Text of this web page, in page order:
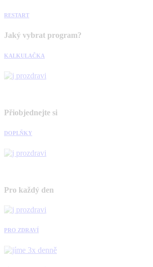
RESTART
Jaký vybrat program?
KALKULAČKA
Přiobjednejte si
DOPLŇKY
Pro každý den
PRO ZDRAVÍ